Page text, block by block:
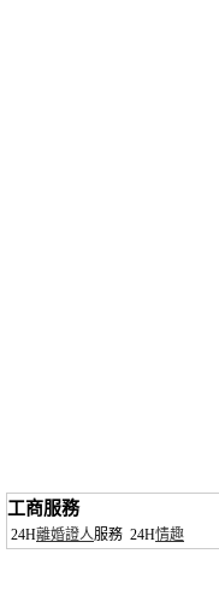
工商服務
24H離婚證人服務 24H情趣